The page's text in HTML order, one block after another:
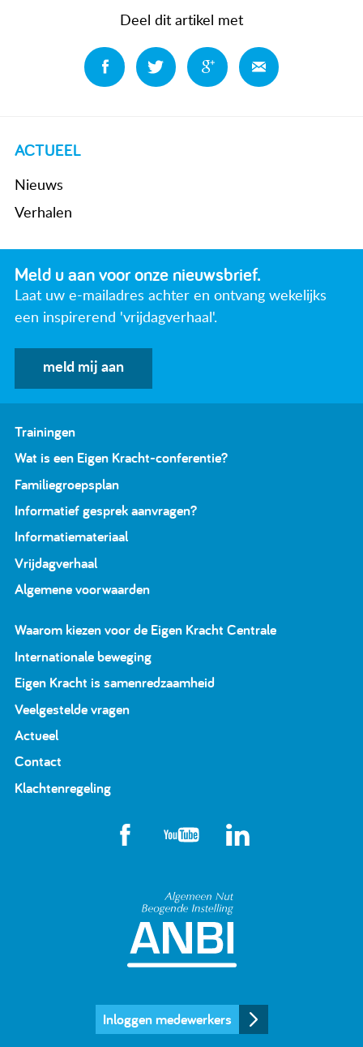
ACTUEEL
Nieuws
Verhalen
Deel dit artikel met
Deel Deel Deel
Meld u aan voor onze nieuwsbrief.
Laat uw e-mailadres achter en ontvang wekelijks
een inspirerend 'vrijdagverhaal'.
meld mij aan
Trainingen
Wat is een Eigen Kracht-conferentie?
Familiegroepsplan
Informatief gesprek aanvragen?
Informatiemateriaal
Vrijdagverhaal
Algemene voorwaarden
Waarom kiezen voor de Eigen Kracht Centrale
Internationale beweging
Eigen Kracht is samenredzaamheid
Veelgestelde vragen
Actueel
Contact
Klachtenregeling
Inloggen medewerkers